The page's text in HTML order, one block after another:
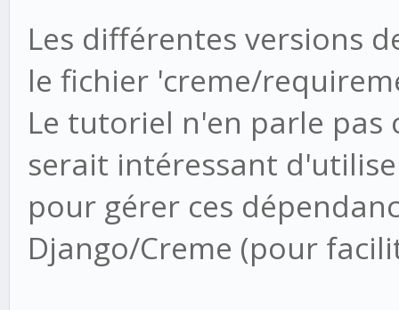
Les différentes versions
le fichier 'creme/
Le tutoriel n'en parle pas
serait intéressant
pour gérer ces
Django/Creme (pour